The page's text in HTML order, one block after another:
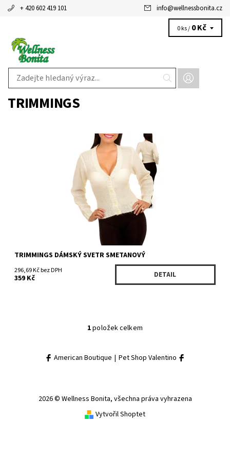
+ 420 602 419 101 info@wellnessbonita.cz
0 ks / 0 Kč
TRIMMINGS
Skladem 3 ks
28176CR
TRIMMINGS
TRIMMINGS DÁMSKÝ SVETR SMETANOVÝ
296,69 Kč bez DPH
359 Kč DETAIL
1položek celkem
American Boutique | Pet Shop Valentino
2026 © Wellness Bonita, všechna práva vyhrazena
Vytvořil Shoptet